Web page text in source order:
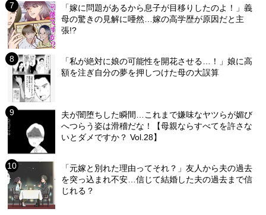
「嫁に問題があるから息子が目移りしたのよ！」義
母の驚きの見解に唖然…嫁の高学歴が原因だと主
張!?
「私が絶対に娘の可能性を開花させる…！」娘に高
額を注ぎ自分の夢を押しつけた母の大誤算
夫が闇堕ちした瞬間…これまで嫌味なヤツらが媚び
へつらう姿は滑稽だな！【母親ならすべてを許さな
いとダメですか？ Vol.28】
「元嫁と別れた理由ってそれ？」友人から夫の過去
を突っ込まれ不安…信じて結婚した夫の過去まで信
じれる？